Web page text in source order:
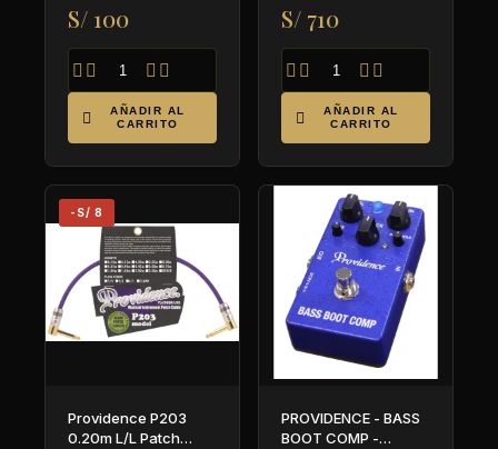
PARA GUITARRA Y
BAJO
S/ 100
   

AÑADIR AL
CARRITO
S/ 710
   

AÑADIR AL
CARRITO
-S/ 8
Providence P203
0.20m L/L Patch
PROVIDENCE - BASS
BOOT COMP -